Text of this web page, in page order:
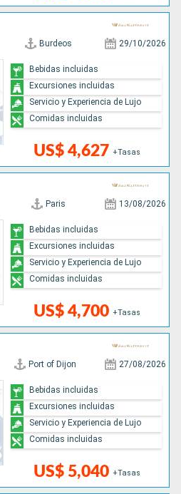
Burdeos 29/10/2026
US$ 4,627 +Tasas
Bebidas incluidas
Excursiones incluidas
Servicio y Experiencia de Lujo
Comidas incluidas
Paris 13/08/2026
US$ 4,700 +Tasas
Bebidas incluidas
Excursiones incluidas
Servicio y Experiencia de Lujo
Comidas incluidas
Port of Dijon 27/08/2026
US$ 5,040 +Tasas
Bebidas incluidas
Excursiones incluidas
Servicio y Experiencia de Lujo
Comidas incluidas